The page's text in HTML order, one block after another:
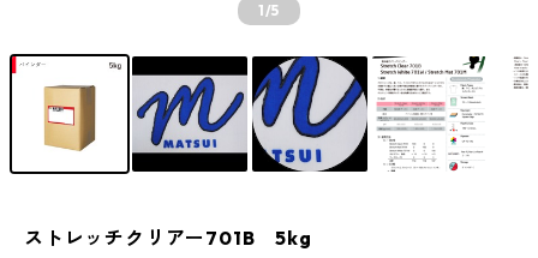
1/5
ストレッチクリアー701B 5kg